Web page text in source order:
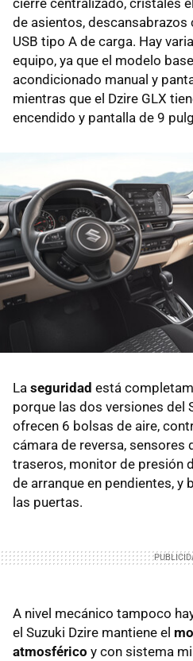
cierre centralizado, cristales
de asientos,
USB tipo A de carga. Hay
equipo, ya que el modelo
acondicionado manual y
mientras que el Dzire GLX
encendido y pantalla de 9
La seguridad está
porque las dos versiones del
ofrecen 6 bolsas de aire,
cámara de reversa, sensores
traseros, monitor de presión
de arranque en pendientes, y
las puertas.
A nivel mecánico tampoco
el Suzuki Dzire mantiene el
atmosférico y con sistema